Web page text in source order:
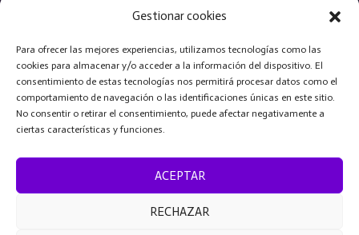
Gestionar cookies
Para ofrecer las mejores experiencias, utilizamos tecnologías como las
cookies para almacenar y/o acceder a la información del dispositivo. El
consentimiento de estas tecnologías nos permitirá procesar datos como el
comportamiento de navegación o las identificaciones únicas en este sitio.
No consentir o retirar el consentimiento, puede afectar negativamente a
ciertas características y funciones.
ACEPTAR
RECHAZAR
Telas e hilos
Aviso legal
Condiciones de uso